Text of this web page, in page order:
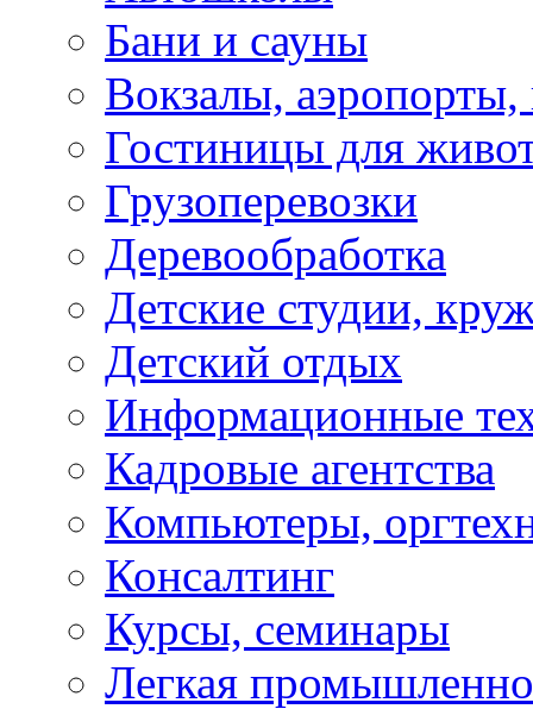
Бани и сауны
Вокзалы,
Гостиницы для
Грузоперевозки
Деревообработка
Детские студии,
Детский отдых
Информационные
Кадровые агентства
Компьютеры,
Консалтинг
Курсы, семинары
Легкая